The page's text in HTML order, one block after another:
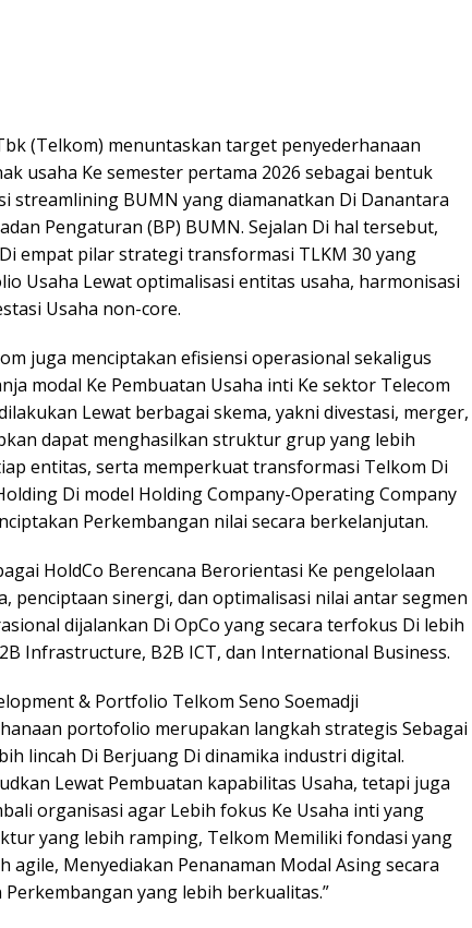
(Telkom) menuntaskan target penyederhanaan
usaha Ke semester pertama 2026 sebagai bentuk
streamlining BUMN yang diamanatkan Di Danantara
Pengaturan (BP) BUMN. Sejalan Di hal tersebut,
empat pilar strategi transformasi TLKM 30 yang
Usaha Lewat optimalisasi entitas usaha, harmonisasi
Usaha non-core.
juga menciptakan efisiensi operasional sekaligus
modal Ke Pembuatan Usaha inti Ke sektor Telecom
Lewat berbagai skema, yakni divestasi, merger,
dapat menghasilkan struktur grup yang lebih
entitas, serta memperkuat transformasi Telkom Di
Di model Holding Company-Operating Company
Perkembangan nilai secara berkelanjutan.
HoldCo Berencana Berorientasi Ke pengelolaan
penciptaan sinergi, dan optimalisasi nilai antar segmen
dijalankan Di OpCo yang secara terfokus Di lebih
Infrastructure, B2B ICT, dan International Business.
& Portfolio Telkom Seno Soemadji
portofolio merupakan langkah strategis Sebagai
lincah Di Berjuang Di dinamika industri digital.
Lewat Pembuatan kapabilitas Usaha, tetapi juga
organisasi agar Lebih fokus Ke Usaha inti yang
yang lebih ramping, Telkom Memiliki fondasi yang
agile, Menyediakan Penanaman Modal Asing secara
yang lebih berkualitas.”